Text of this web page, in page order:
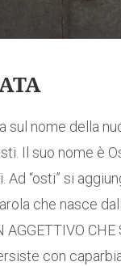
sul nome della
Il suo nome è
“osti” si
che nasce
CHE
con